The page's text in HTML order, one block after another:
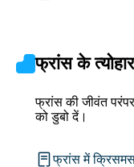
फ्रांस के
फ्रांस की जीवंत
को डुबो दें।
फ्रांस में